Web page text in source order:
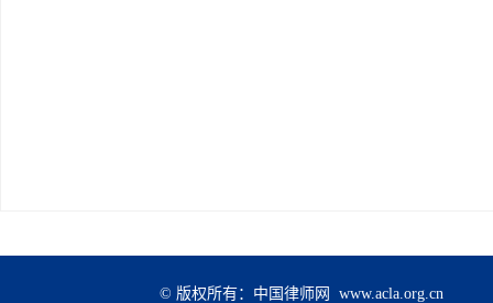
© 版权所有：中国律师网 www.acla.org.cn